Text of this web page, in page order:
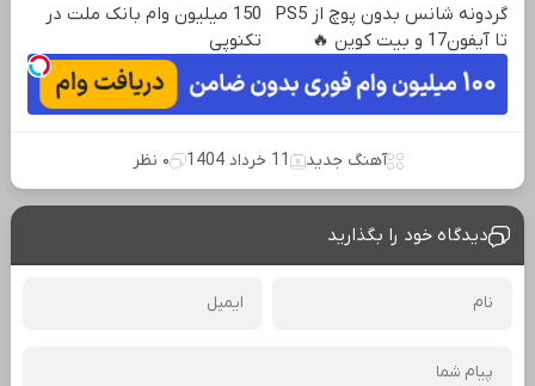
گردونه شانس بدون پوچ از PS5
تا آیفون17 و بیت کوین 🔥
150 میلیون وام بانک ملت در
تکنوپی
آهنگ جدید 11 خرداد 1404 ۰ نظر
دیدگاه خود را بگذارید